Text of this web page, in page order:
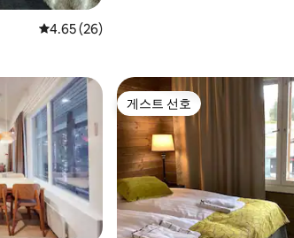
평점 4.65점(5점 만점), 후기 26개
4.65 (26)
게스트 선호
게스트 선호